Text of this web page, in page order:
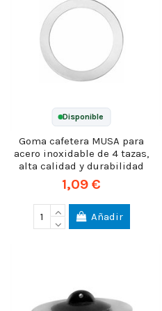
Disponible
Goma cafetera MUSA para
acero inoxidable de 4 tazas,
alta calidad y durabilidad
1,09 €
Añadir